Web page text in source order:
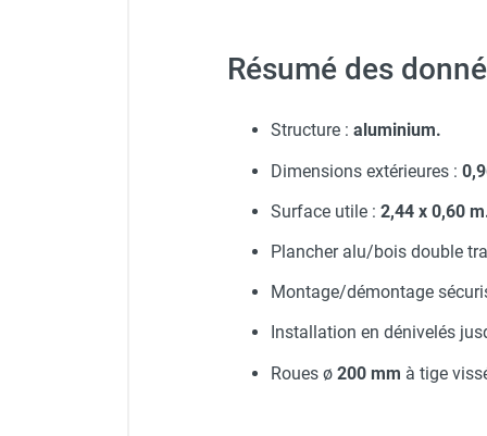
Résumé des
Structure : aluminium.
Dimensions extérieures :
Surface utile : 2,44 x 0,60
Plancher alu/bois double
Montage/démontage
Installation en dénivelés
Roues ø 200 mm à tige